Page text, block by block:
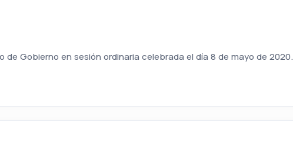
Gobierno en sesión ordinaria celebrada el día 8 de mayo de 2020.